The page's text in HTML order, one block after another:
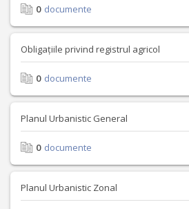
0 documente
Obligațiile privind registrul agricol
0 documente
Planul Urbanistic General
0 documente
Planul Urbanistic Zonal